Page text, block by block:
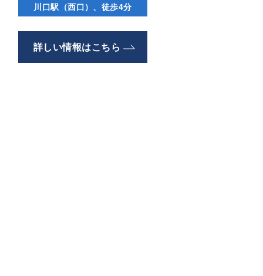
川口駅（西口）、徒歩4分
詳しい情報はこちら